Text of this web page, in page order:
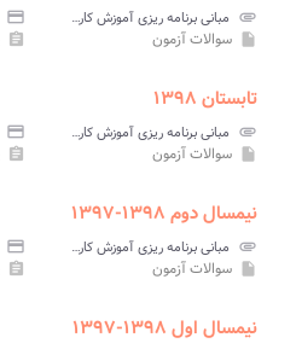
attachment مبانی برنامه ریزی آموزش کارآفرینی پیام نور credit_card
insert_drive_file سوالات آزمون assignment
تابستان ۱۳۹۸
attachment مبانی برنامه ریزی آموزش کارآفرینی پیام نور credit_card
insert_drive_file سوالات آزمون assignment
نیمسال دوم ۱۳۹۸-۱۳۹۷
attachment مبانی برنامه ریزی آموزش کارآفرینی پیام نور credit_card
insert_drive_file سوالات آزمون assignment
نیمسال اول ۱۳۹۸-۱۳۹۷